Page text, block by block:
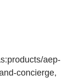
aep-
concierge,